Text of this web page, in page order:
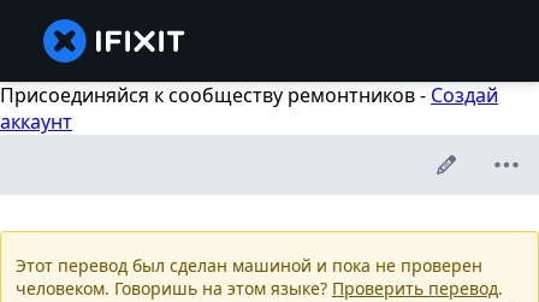
Присоединяйся к сообществу ремонтников - Создай
аккаунт
Этот перевод был сделан машиной и пока не проверен
человеком. Говоришь на этом языке? Проверить перевод.